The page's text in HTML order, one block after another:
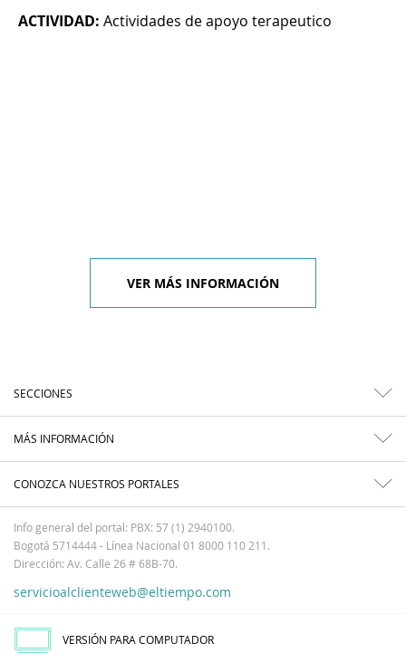
ACTIVIDAD: Actividades de apoyo terapeutico
VER MÁS INFORMACIÓN
SECCIONES
MÁS INFORMACIÓN
CONOZCA NUESTROS PORTALES
Info general del portal: PBX: 57 (1) 2940100.
Bogotá 5714444 - Línea Nacional 01 8000 110 211.
Dirección: Av. Calle 26 # 68B-70.
servicioalclienteweb@eltiempo.com
VERSIÓN PARA COMPUTADOR